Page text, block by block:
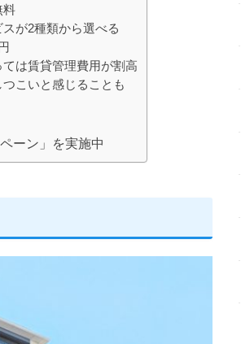
料
が2種類から選べる
は賃貸管理費用が割高
こいと感じることも
ーン」を実施中